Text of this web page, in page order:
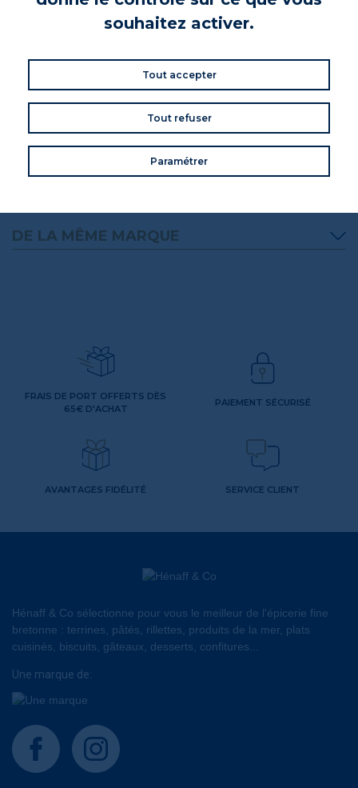
souhaitez activer.
Tout accepter
Tout refuser
Paramétrer
INFORMATIONS NUTRITIONNELLES
DE LA MÊME MARQUE
FRAIS DE PORT OFFERTS DÈS
65€ D'ACHAT
PAIEMENT SÉCURISÉ
AVANTAGES FIDÉLITÉ SERVICE CLIENT
Hénaff & Co sélectionne pour vous le meilleur de l'épicerie fine
bretonne : terrines, pâtés, rillettes, produits de la mer, plats
cuisinés, biscuits, gâteaux, desserts, confitures...
Une marque de:
facebook instagram